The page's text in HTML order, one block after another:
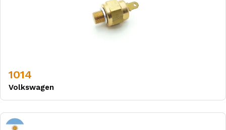
1014
Volkswagen